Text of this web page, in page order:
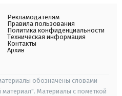
Рекламодателям
Правила пользования
Политика конфиденциальности
Техническая информация
Контакты
Архив
обозначены словами
Материалы с пометкой